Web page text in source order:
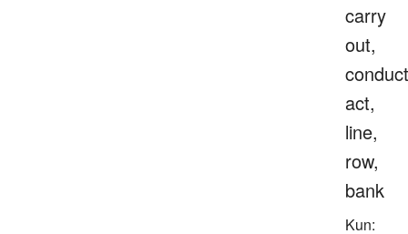
carry
out,
act,
line,
row,
bank
Kun: